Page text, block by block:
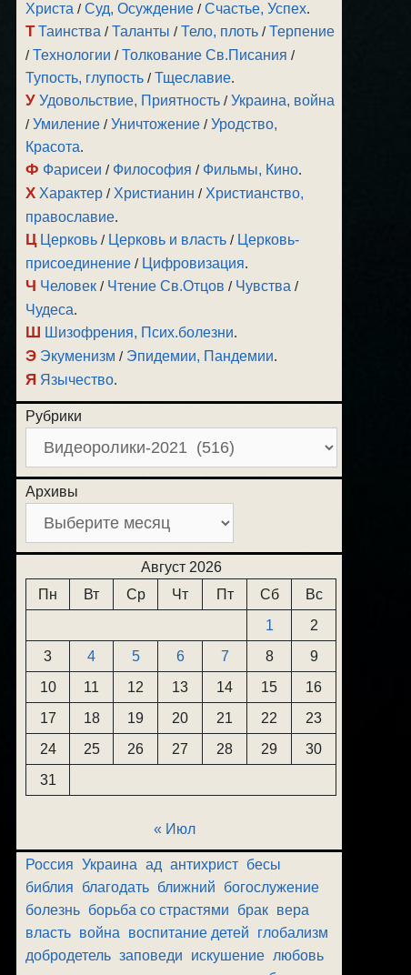
Христа /Суд, Осуждение /Счастье, Успех.
Т Таинства /Таланты /Тело, плоть /Терпение
/Технологии /Толкование Св.Писания /
Тупость, глупость /Тщеславие.
У Удовольствие, Приятность /Украина, война
/Умиление /Уничтожение /Уродство,
Красота.
Ф Фарисеи / Философия / Фильмы, Кино.
Х Характер / Христианин / Христианство,
православие.
Ц Церковь / Церковь и власть / Церковь-
присоединение / Цифровизация.
Ч Человек / Чтение Св.Отцов / Чувства /
Чудеса.
Ш Шизофрения, Псих.болезни.
Э Экуменизм / Эпидемии, Пандемии.
Я Язычество.
Рубрики
Архивы
Август 2026
Пн
Вт Ср Чт Пт Сб
Вс
1
2
3
4 5 6 7 8
9
10
11 12 13 14 15
16
17
18 19 20 21 22
23
24
25 26 27 28 29
30
31
« Июл
Россия Украина ад антихрист бесы
библия
благодать ближний
богослужение
болезнь борьба со страстями брак вера
власть война воспитание детей
глобализм
добродетель заповеди искушение любовь